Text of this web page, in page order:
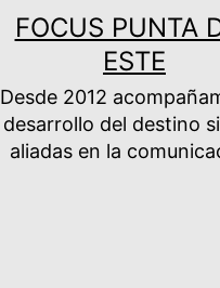
FOCUS PUNTA
ESTE
Desde 2012
desarrollo del destino
aliadas en la